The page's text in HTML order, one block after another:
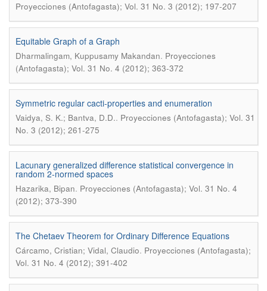
Proyecciones (Antofagasta); Vol. 31 No. 3 (2012); 197-207
Equitable Graph of a Graph
Dharmalingam, Kuppusamy Makandan. Proyecciones
(Antofagasta); Vol. 31 No. 4 (2012); 363-372
Symmetric regular cacti-properties and enumeration
Vaidya, S. K.; Bantva, D.D.. Proyecciones (Antofagasta); Vol. 31
No. 3 (2012); 261-275
Lacunary generalized difference statistical convergence in
random 2-normed spaces
Hazarika, Bipan. Proyecciones (Antofagasta); Vol. 31 No. 4
(2012); 373-390
The Chetaev Theorem for Ordinary Difference Equations
Cárcamo, Cristian; Vidal, Claudio. Proyecciones (Antofagasta);
Vol. 31 No. 4 (2012); 391-402